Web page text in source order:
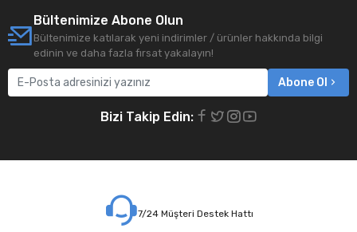
Bültenimize Abone Olun
Bültenimize katılarak yeni indirimler / ürünler hakkında bilgi
edinin ve daha fazla fırsat yakalayın!
Abone Ol
Bizi Takip Edin:
7/24 Müşteri Destek Hattı